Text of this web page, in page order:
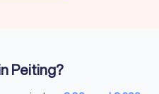
der Sitzungen. Im
Sitzungzwischen € 80,-
Peiting?